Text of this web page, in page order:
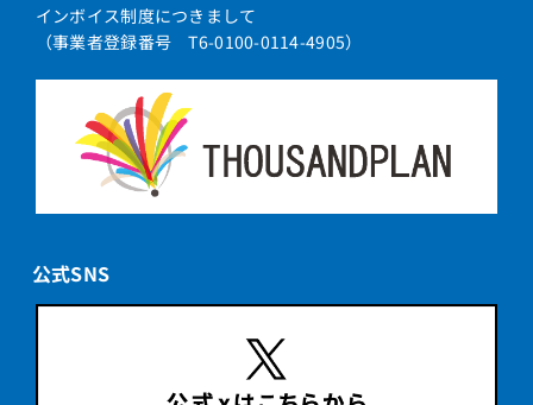
インボイス制度につきまして
（事業者登録番号 T6-0100-0114-4905）
公式SNS